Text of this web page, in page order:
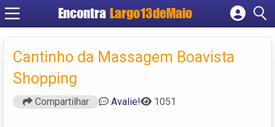
Encontra Largo13deMaio
Cadastrar empresa
Criar conta
Cantinho da Massagem Boavista
Shopping
Compartilhar Avalie! 1051